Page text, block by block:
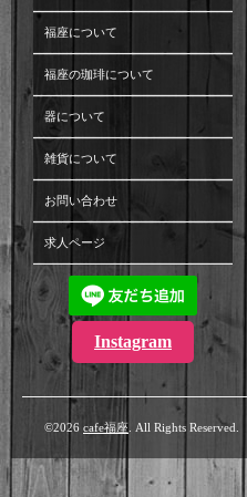
福座について
福座の珈琲について
器について
雑貨について
お問い合わせ
求人ページ
Instagram
©2026 cafe福座 . All Rights Reserved.